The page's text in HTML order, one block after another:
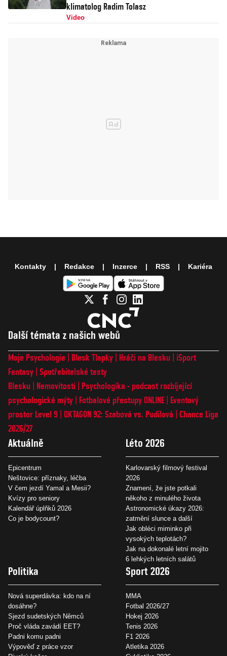
klimatolog Radim Tolasz
Video
Další témata z našich webů
Moje Psychologie Blesk Tlapky Hráči na Blesku
iSport
Fantasy Spotřebitelské testy
Blesku
Nemovitosti
Psychologika - podcast rozbíjející
psychologické mýty
Fotbalové přestupy ONLINE
Eventový
prostor Level 9 OKTAGON 92: Szabová vs. Pudilová
Chance Liga
2026/27
Aktuálně
Epicentrum
Neštovice: příznaky, léčba
V čem jezdí Yamal a Mesii?
Kvízy pro seniory
Kalendář úplňků 2026
Co je bodycount?
Léto 2026
Karlovarský filmový festival
2026
Znamení, že jste potkali
někoho z minulého života
Astronomické úkazy 2026:
zatmění slunce a další
Jak obléci miminko při
vysokých teplotách?
Jak na dokonalé letní mojito
6 lehkých letních salátů
Politika
Nová superdávka: kdo na ní
dosáhne?
Sjezd sudetských Němců
Proč vláda zavádí EET?
Padni komu padni
Výpověď z práce vzor
Sport 2026
MMA
Fotbal 2026/27
Hokej 2026
Tenis 2026
F1 2026
Atletika 2026
Kontakty Redakce Inzerce RSS Kariéra